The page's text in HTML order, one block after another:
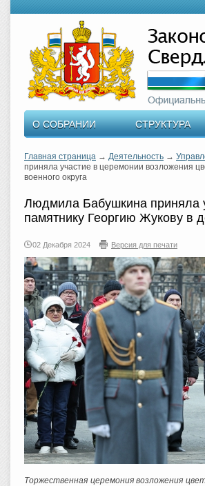
О СОБРАНИИ СТРУКТУРА
Главная страница → Деятельность →
приняла участие в церемонии возложения
военного округа
Людмила Бабушкина приняла
памятнику Георгию Жукову в
02 Декабря 2024 Версия для печати
Торжественная церемония возложения